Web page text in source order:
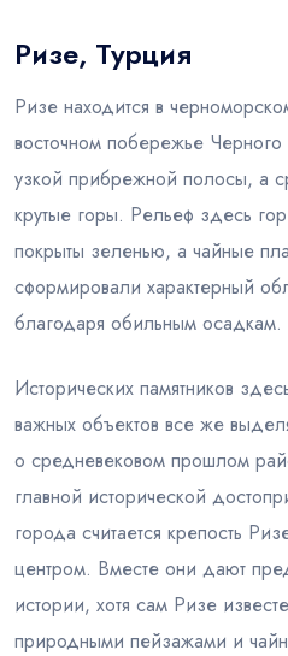
Блог
Ризе, Турция
Ризе находится в
восточном побережье Черного
узкой прибрежной полосы, а
крутые горы. Рельеф здесь
покрыты зеленью, а чайные
сформировали характерный
благодаря обильным осадкам.
Исторических памятников
важных объектов все же
о средневековом прошлом
главной исторической
города считается крепость
центром. Вместе они дают
истории, хотя сам Ризе
природными пейзажами и